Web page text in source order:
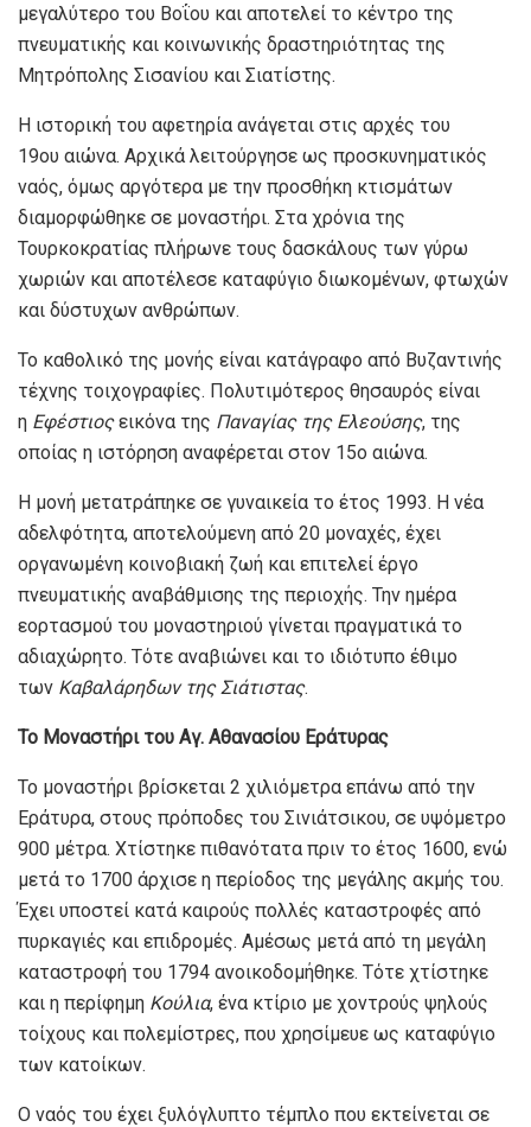
μεγαλύτερο του Βοΐου και αποτελεί το κέντρο της
πνευματικής και κοινωνικής δραστηριότητας της
Μητρόπολης Σισανίου και Σιατίστης.
Η ιστορική του αφετηρία ανάγεται στις αρχές του
19ου αιώνα. Αρχικά λειτούργησε ως προσκυνηματικός
ναός, όμως αργότερα με την προσθήκη κτισμάτων
διαμορφώθηκε σε μοναστήρι. Στα χρόνια της
Τουρκοκρατίας πλήρωνε τους δασκάλους των γύρω
χωριών και αποτέλεσε καταφύγιο διωκομένων, φτωχών
και δύστυχων ανθρώπων.
Το καθολικό της μονής είναι κατάγραφο από Βυζαντινής
τέχνης τοιχογραφίες. Πολυτιμότερος θησαυρός είναι
η Εφέστιοςεικόνα της Παναγίας της Ελεούσης, της
οποίας η ιστόρηση αναφέρεται στον 15ο αιώνα.
Η μονή μετατράπηκε σε γυναικεία το έτος 1993. Η νέα
αδελφότητα, αποτελούμενη από 20 μοναχές, έχει
οργανωμένη κοινοβιακή ζωή και επιτελεί έργο
πνευματικής αναβάθμισης της περιοχής. Την ημέρα
εορτασμού του μοναστηριού γίνεται πραγματικά το
αδιαχώρητο. Τότε αναβιώνει και το ιδιότυπο έθιμο
των Καβαλάρηδων της Σιάτιστας.
Το Μοναστήρι του Αγ. Αθανασίου Εράτυρας
Το μοναστήρι βρίσκεται 2 χιλιόμετρα επάνω από την
Εράτυρα, στους πρόποδες του Σινιάτσικου, σε υψόμετρο
900 μέτρα. Χτίστηκε πιθανότατα πριν το έτος 1600, ενώ
μετά το 1700 άρχισε η περίοδος της μεγάλης ακμής του.
Έχει υποστεί κατά καιρούς πολλές καταστροφές από
πυρκαγιές και επιδρομές. Αμέσως μετά από τη μεγάλη
καταστροφή του 1794 ανοικοδομήθηκε. Τότε χτίστηκε
και η περίφημη Κούλια, ένα κτίριο με χοντρούς ψηλούς
τοίχους και πολεμίστρες, που χρησίμευε ως καταφύγιο
των κατοίκων.
Ο ναός του έχει ξυλόγλυπτο τέμπλο που εκτείνεται σε